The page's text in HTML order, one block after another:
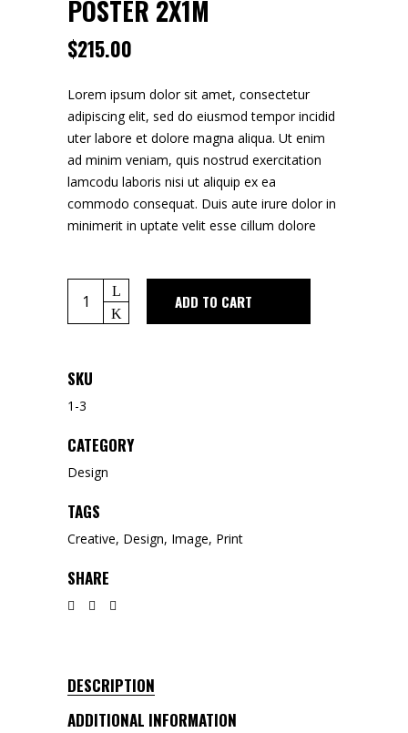
POSTER 2X1M
$215.00
Lorem ipsum dolor sit amet, consectetur
adipiscing elit, sed do eiusmod tempor incidid
uter labore et dolore magna aliqua. Ut enim
ad minim veniam, quis nostrud exercitation
lamcodu laboris nisi ut aliquip ex ea
commodo consequat. Duis aute irure dolor in
minimerit in uptate velit esse cillum dolore
Quantity
ADD TO CART
SKU
1-3
CATEGORY
Design
TAGS
Creative, Design, Image, Print
SHARE
DESCRIPTION
ADDITIONAL INFORMATION